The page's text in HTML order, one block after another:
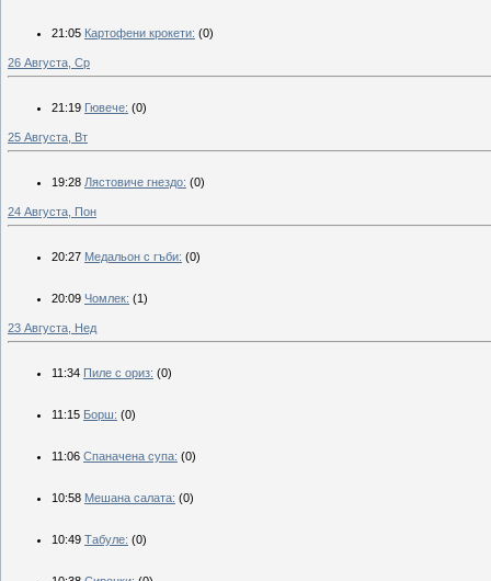
21:05 Картофени крокети: (0)
26 Августа, Ср
21:19 Гювече: (0)
25 Августа, Вт
19:28 Лястовиче гнездо: (0)
24 Августа, Пон
20:27 Медальон с гъби: (0)
20:09 Чомлек: (1)
23 Августа, Нед
11:34 Пиле с ориз: (0)
11:15 Борш: (0)
11:06 Спаначена супа: (0)
10:58 Мешана салата: (0)
10:49 Табуле: (0)